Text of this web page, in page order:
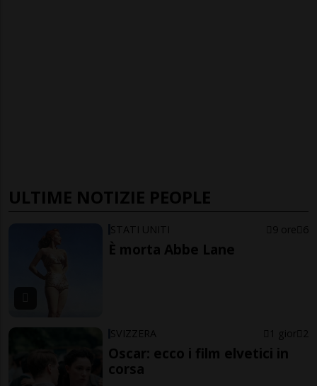
ULTIME NOTIZIE PEOPLE
STATI UNITI 9 ore 6
È morta Abbe Lane
SVIZZERA 1 gior 2
Oscar: ecco i film elvetici in
corsa